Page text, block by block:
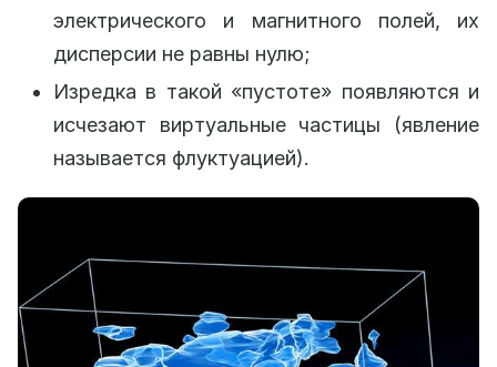
электрического и магнитного полей, их
дисперсии не равны нулю;
Изредка в такой «пустоте» появляются и
исчезают виртуальные частицы (явление
называется флуктуацией).